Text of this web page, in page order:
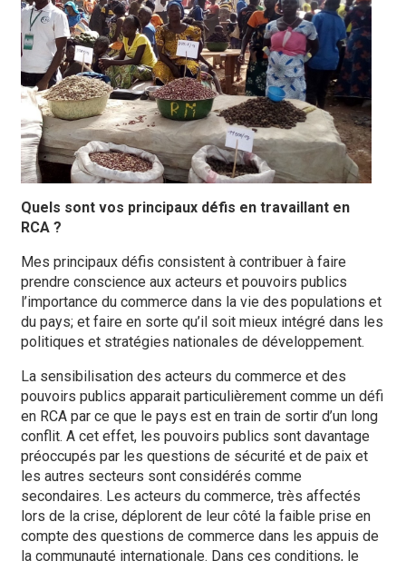
Quels sont vos principaux défis en travaillant en
RCA ?
Mes principaux défis consistent à contribuer à faire
prendre conscience aux acteurs et pouvoirs publics
l’importance du commerce dans la vie des populations et
du pays; et faire en sorte qu’il soit mieux intégré dans les
politiques et stratégies nationales de développement.
La sensibilisation des acteurs du commerce et des
pouvoirs publics apparait particulièrement comme un défi
en RCA par ce que le pays est en train de sortir d’un long
conflit. A cet effet, les pouvoirs publics sont davantage
préoccupés par les questions de sécurité et de paix et
les autres secteurs sont considérés comme
secondaires. Les acteurs du commerce, très affectés
lors de la crise, déplorent de leur côté la faible prise en
compte des questions de commerce dans les appuis de
la communauté internationale. Dans ces conditions, le